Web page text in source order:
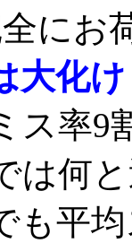
にお
大化
ス率9
は何
も平